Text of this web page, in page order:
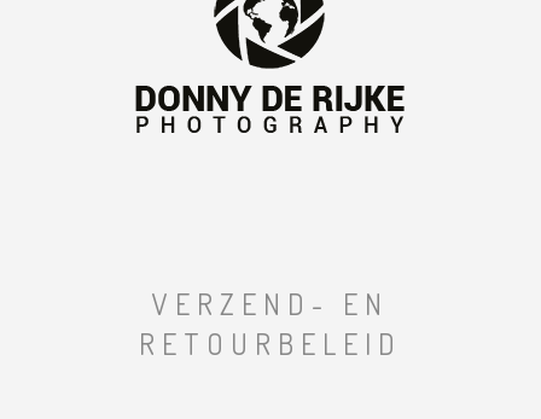
VERZEND- EN
RETOURBELEID